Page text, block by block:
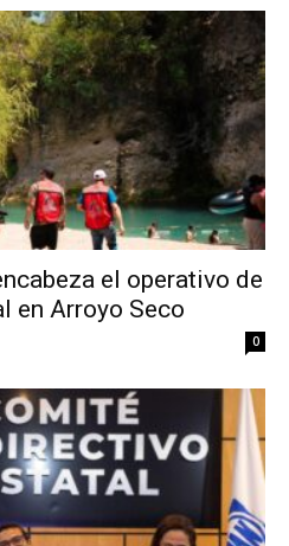
el operativo de
en Arroyo Seco
0